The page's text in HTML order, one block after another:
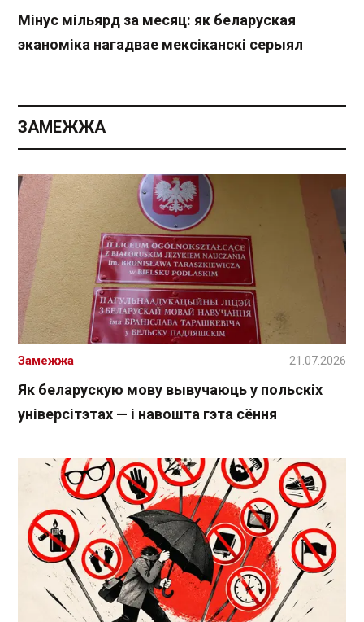
Мінус мільярд за месяц: як беларуская
эканоміка нагадвае мексіканскі серыял
ЗАМЕЖЖА
Як беларускую мову вывучаюць у польскіх
універсітэтах — і навошта гэта сёння
Замежжа 21.07.2026